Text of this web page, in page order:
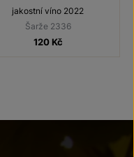
jakostní víno 2022
Šarže 2336
120 Kč